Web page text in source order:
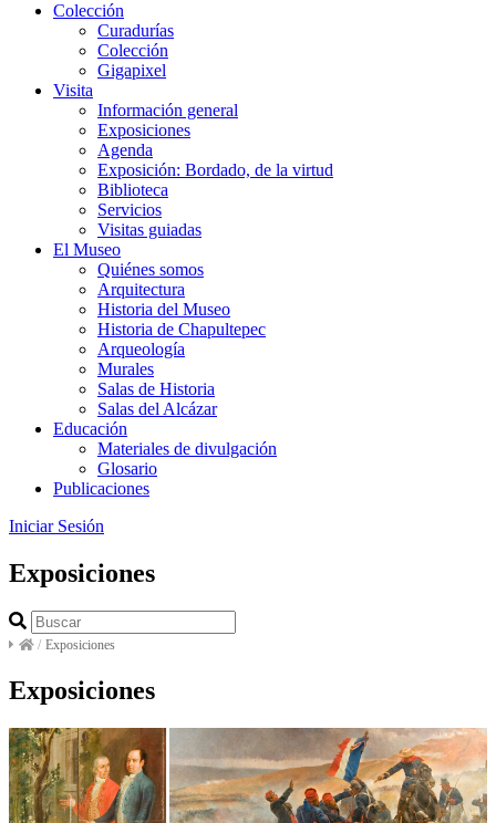
Colección
Curadurías
Colección
Gigapixel
Visita
Información general
Exposiciones
Agenda
Exposición: Bordado, de la virtud
Biblioteca
Servicios
Visitas guiadas
El Museo
Quiénes somos
Arquitectura
Historia del Museo
Historia de Chapultepec
Arqueología
Murales
Salas de Historia
Salas del Alcázar
Educación
Materiales de divulgación
Glosario
Publicaciones
Iniciar Sesión
Exposiciones
/ Exposiciones
Exposiciones